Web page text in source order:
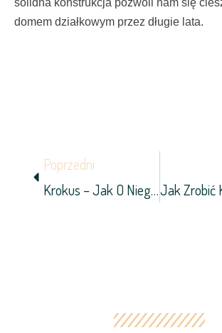
solidna konstrukcja pozwoli nam się
domem działkowym przez długie lata.
Poprzedni
Krokus – Jak O Niego Dbać I W Jakich Warunkach Sadzić?